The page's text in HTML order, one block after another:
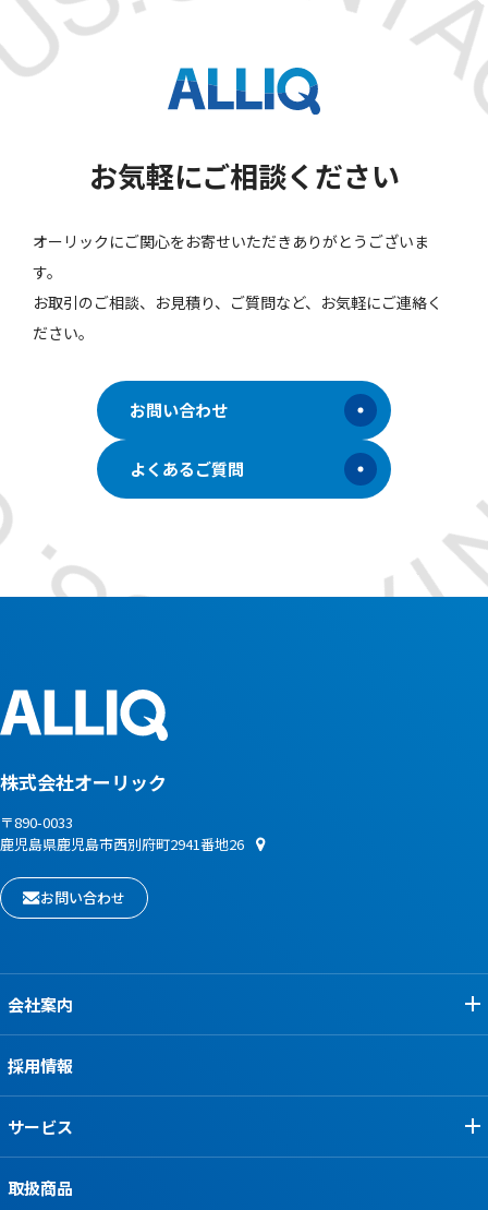
お気軽にご相談ください
オーリックにご関心をお寄せいただきありがとうございま
す。
お取引のご相談、お見積り、ご質問など、お気軽にご連絡く
ださい。
お問い合わせ
よくあるご質問
株式会社オーリック
〒890-0033
鹿児島県鹿児島市西別府町2941番地26
お問い合わせ
会社案内
採用情報
サービス
取扱商品